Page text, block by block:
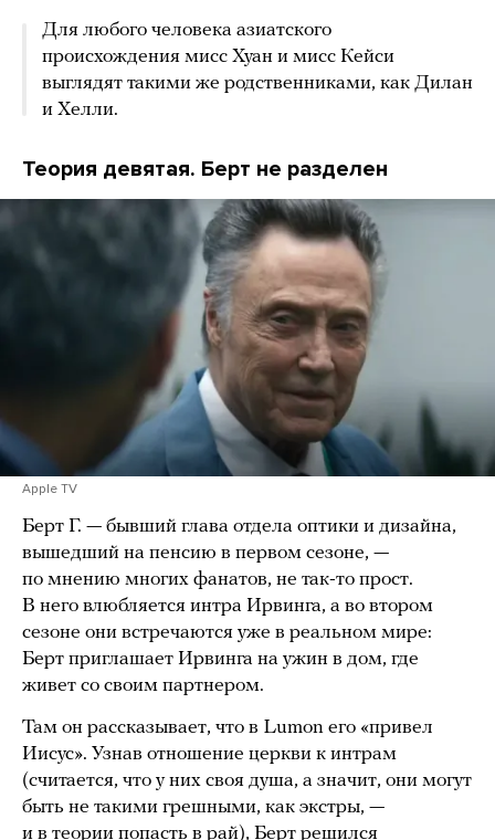
Для любого человека азиатского
происхождения мисс Хуан и мисс Кейси
выглядят такими же родственниками, как Дилан
и Хелли.
Теория девятая. Берт не разделен
Apple TV
Берт Г. — бывший глава отдела оптики и дизайна,
вышедший на пенсию в первом сезоне, —
по мнению многих фанатов, не так-то прост.
В него влюбляется интра Ирвинга, а во втором
сезоне они встречаются уже в реальном мире:
Берт приглашает Ирвинга на ужин в дом, где
живет со своим партнером.
Там он рассказывает, что в Lumon его «привел
Иисус». Узнав отношение церкви к интрам
(считается, что у них своя душа, а значит, они могут
быть не такими грешными, как экстры, —
и в теории попасть в рай), Берт решился